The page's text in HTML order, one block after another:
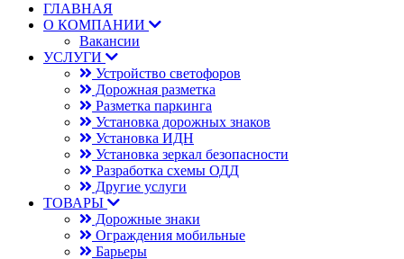
ГЛАВНАЯ
О КОМПАНИИ
Вакансии
УСЛУГИ
Устройство светофоров
Дорожная разметка
Разметка паркинга
Установка дорожных знаков
Установка ИДН
Установка зеркал безопасности
Разработка схемы ОДД
Другие услуги
ТОВАРЫ
Дорожные знаки
Ограждения мобильные
Барьеры